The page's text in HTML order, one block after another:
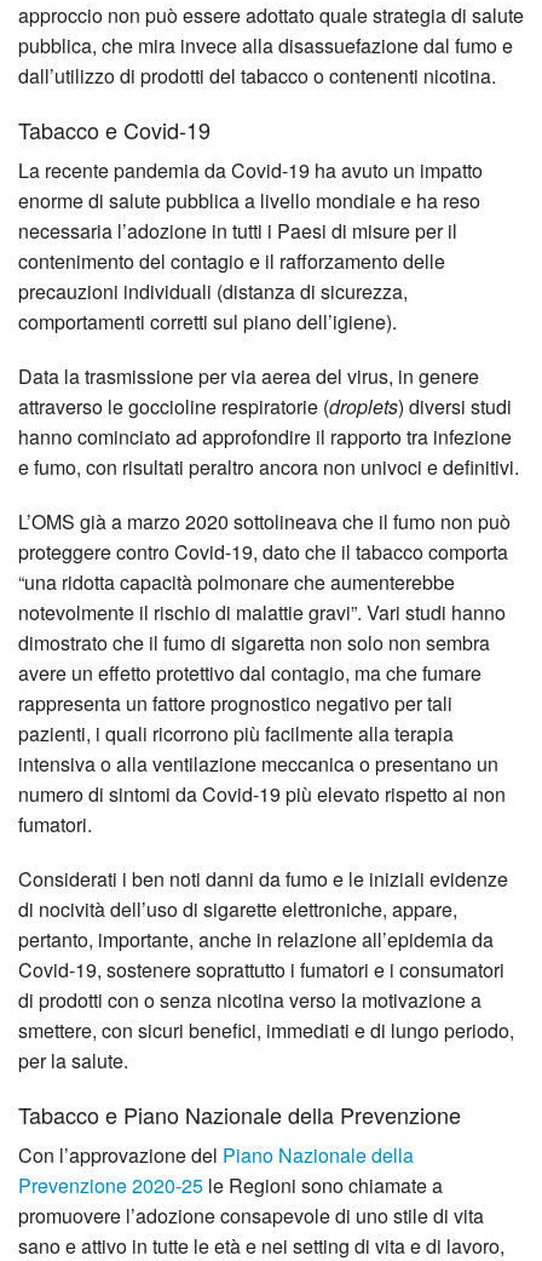
approccio non può essere adottato quale strategia di salute
pubblica, che mira invece alla disassuefazione dal fumo e
dall’utilizzo di prodotti del tabacco o contenenti nicotina.
Tabacco e Covid-19
La recente pandemia da Covid-19 ha avuto un impatto
enorme di salute pubblica a livello mondiale e ha reso
necessaria l’adozione in tutti i Paesi di misure per il
contenimento del conta­gio e il rafforzamento delle
precauzioni individuali (distanza di sicurezza,
comportamenti corretti sul piano dell’igiene).
Data la trasmissione per via aerea del virus, in gene­re
attraverso le goccioline respiratorie (droplets) di­versi studi
hanno cominciato ad appro­fondire il rapporto tra infezione
e fumo, con risultati peraltro ancora non univoci e definitivi.
L’OMS già a marzo 2020 sottolineava che il fumo non può
proteggere contro Covid-19, dato che il tabacco comporta
“una ridotta capacità polmonare che aumenterebbe
notevolmente il rischio di malattie gravi”. Vari studi hanno
dimostrato che il fumo di sigaretta non solo non sembra
avere un effetto protettivo dal contagio, ma che fu­mare
rappresenta un fattore prognostico negativo per tali
pazienti, i quali ricorrono più facilmente alla terapia
intensiva o alla ventilazione meccanica o presentano un
numero di sintomi da Covid-19 più elevato rispetto ai non
fumatori.
Considerati i ben noti danni da fumo e le iniziali evidenze
di nocività dell’uso di siga­rette elettroniche, appare,
pertanto, importante, anche in relazione all’epidemia da
Covid-19, sostenere soprattutto i fumatori e i consumatori
di prodotti con o senza nicotina verso la motivazione a
smettere, con sicuri benefici, immediati e di lungo periodo,
per la salute.
Tabacco e Piano Nazionale della Prevenzione
Con l’approvazione del Piano Nazionale della
Prevenzione 2020-25 le Regioni sono chiamate a
promuovere l’adozione consapevole di uno stile di vita
sano e attivo in tutte le età e nei setting di vita e di lavoro,